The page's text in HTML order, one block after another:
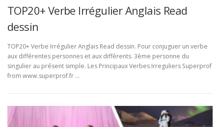
TOP20+ Verbe Irrégulier Anglais Read
dessin
TOP20+ Verbe Irrégulier Anglais Read dessin. Pour conjuguer un verbe
aux différentes personnes et aux différents. 3ème personne du
singulier au présent simple. Les Principaux Verbes Irreguliers Superprof
from www.superprof.fr …